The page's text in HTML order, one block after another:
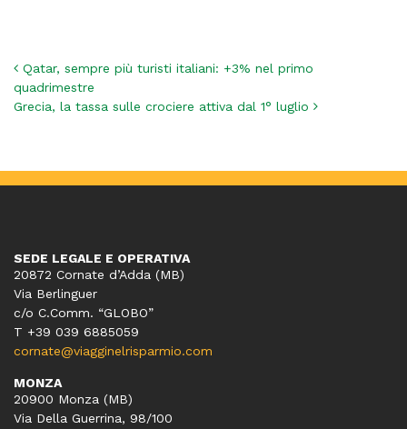
Navigazione articoli
Qatar, sempre più turisti italiani: +3% nel primo
quadrimestre
Grecia, la tassa sulle crociere attiva dal 1° luglio
SEDE LEGALE E OPERATIVA
20872 Cornate d’Adda (MB)
Via Berlinguer
c/o C.Comm. “GLOBO”
T +39 039 6885059
cornate@viagginelrisparmio.com
MONZA
20900 Monza (MB)
Via Della Guerrina, 98/100